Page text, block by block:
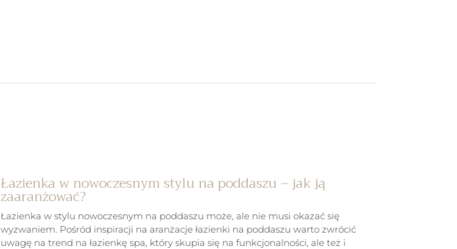
Łazienka w nowoczesnym stylu na poddaszu – jak ją
zaaranżować?
Łazienka w stylu nowoczesnym na poddaszu może, ale nie musi okazać się
wyzwaniem. Pośród inspiracji na aranżacje łazienki na poddaszu warto zwrócić
uwagę na trend na łazienkę spa, który skupia się na funkcjonalności, ale też i